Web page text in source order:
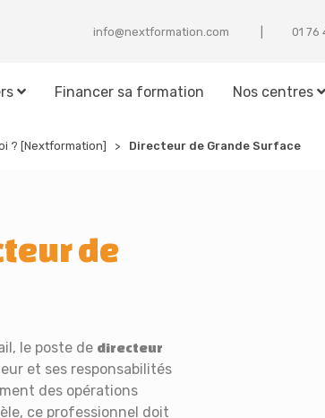
Financer sa formation Nos centres
info@nextformation.com
25 31
? [Nextformation] Directeur de Grande Surface
de
le poste de directeur
et ses responsabilités
des opérations
ce professionnel doit